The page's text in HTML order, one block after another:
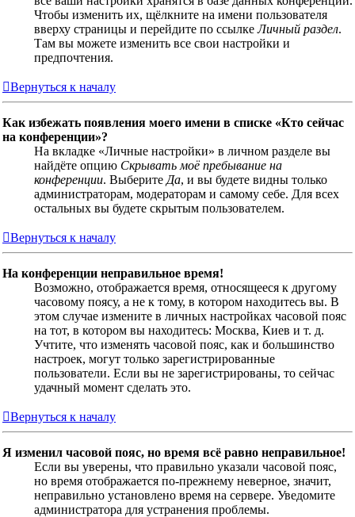
Чтобы изменить их, щёлкните на имени пользователя
вверху страницы и перейдите по ссылкеЛичный раздел.
Там вы можете изменить все свои настройки и
предпочтения.
Вернуться к началу
Как избежать появления моего имени в списке «Кто сейчас
на конференции»?
На вкладке «Личные настройки» в личном разделе вы
найдёте опцию Скрывать моё пребывание на
конференции. Выберите Да, и вы будете видны только
администраторам, модераторам и самому себе. Для всех
остальных вы будете скрытым пользователем.
Вернуться к началу
На конференции неправильное время!
Возможно, отображается время, относящееся к другому
часовому поясу, а не к тому, в котором находитесь вы. В
этом случае измените в личных настройках часовой пояс
на тот, в котором вы находитесь: Москва, Киев и т. д.
Учтите, что изменять часовой пояс, как и большинство
настроек, могут только зарегистрированные
пользователи. Если вы не зарегистрированы, то сейчас
удачный момент сделать это.
Вернуться к началу
Я изменил часовой пояс, но время всё равно неправильное!
Если вы уверены, что правильно указали часовой пояс,
но время отображается по-прежнему неверное, значит,
неправильно установлено время на сервере. Уведомите
администратора для устранения проблемы.